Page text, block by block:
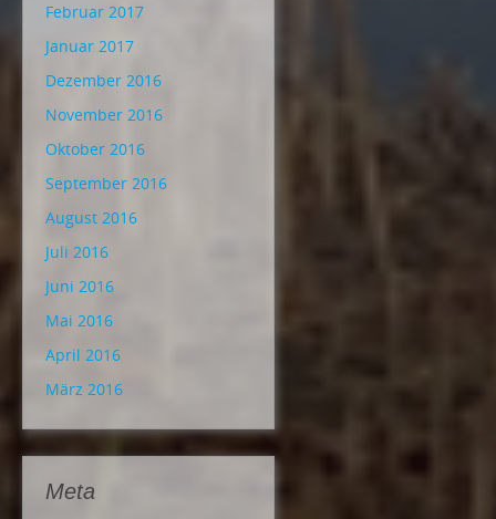
Februar 2017
Januar 2017
Dezember 2016
November 2016
Oktober 2016
September 2016
August 2016
Juli 2016
Juni 2016
Mai 2016
April 2016
März 2016
Meta